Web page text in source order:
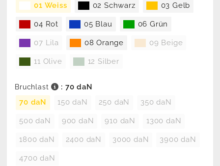
01 Weiss
02 Schwarz 03 Gelb
04 Rot 05 Blau 06 Grün
07 Lila 08 Orange 09 Beige
11 Olive 12 Silber
Bruchlast
: 70 daN
70 daN
150 daN 250 daN 350 daN
500 daN 900 daN 910 daN 1300 daN
1800 daN 2400 daN 3000 daN 3900 daN
4700 daN